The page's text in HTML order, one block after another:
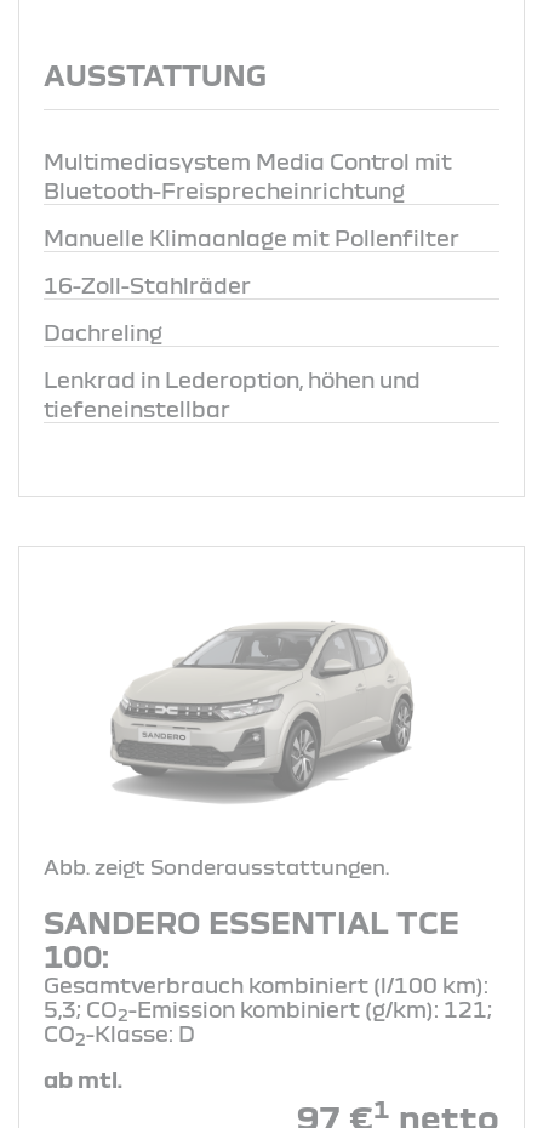
AUSSTATTUNG
Multimediasystem Media Control mit
Bluetooth-Freisprecheinrichtung
Manuelle Klimaanlage mit Pollenfilter
16-Zoll-Stahlräder
Dachreling
Lenkrad in Lederoption, höhen und
tiefeneinstellbar
Abb. zeigt Sonderausstattungen.
SANDERO ESSENTIAL TCE
100:
Gesamtverbrauch kombiniert (l/100 km):
5,3; CO2-Emission kombiniert (g/km): 121;
CO2-Klasse: D
ab mtl.
97 €1 netto